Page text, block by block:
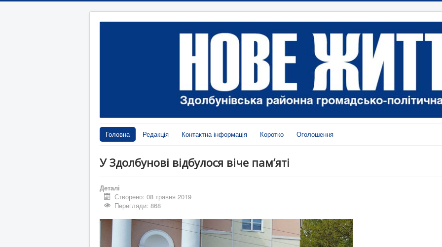
Головна Редакція Контактна інформація Коротко Оголошення
У Здолбунові відбулося віче пам’яті
Деталі
Створено: 08 травня 2019
Перегляди: 868